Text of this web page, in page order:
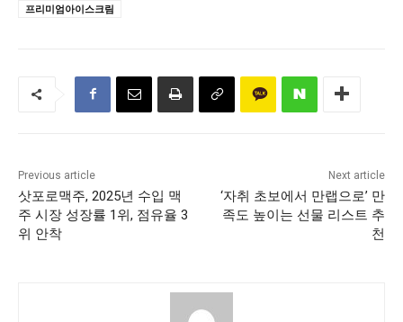
프리미엄아이스크림
Previous article
삿포로맥주, 2025년 수입 맥
주 시장 성장률 1위, 점유율 3
위 안착
Next article
‘자취 초보에서 만랩으로’ 만
족도 높이는 선물 리스트 추
천